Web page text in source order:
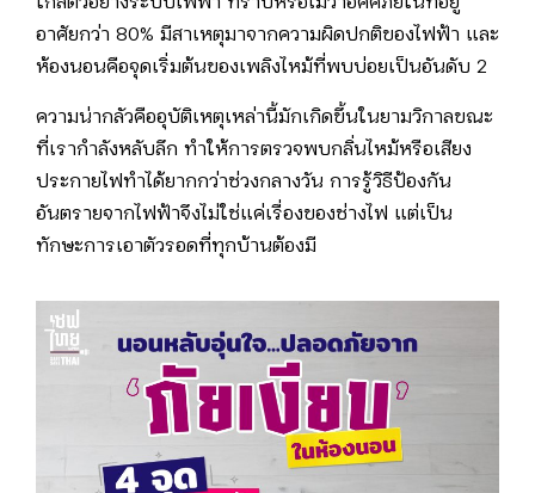
ใกล้ตัวอย่างระบบไฟฟ้า ทราบหรือไม่ว่าอัคคีภัยในที่อยู่
อาศัยกว่า 80% มีสาเหตุมาจากความผิดปกติของไฟฟ้า และ
ห้องนอนคือจุดเริ่มต้นของเพลิงไหม้ที่พบบ่อยเป็นอันดับ 2
ความน่ากลัวคืออุบัติเหตุเหล่านี้มักเกิดขึ้นในยามวิกาลขณะ
ที่เรากำลังหลับลึก ทำให้การตรวจพบกลิ่นไหม้หรือเสียง
ประกายไฟทำได้ยากกว่าช่วงกลางวัน การรู้วิธีป้องกัน
อันตรายจากไฟฟ้าจึงไม่ใช่แค่เรื่องของช่างไฟ แต่เป็น
ทักษะการเอาตัวรอดที่ทุกบ้านต้องมี